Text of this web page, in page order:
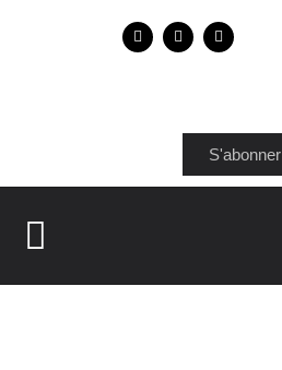
S'abonner